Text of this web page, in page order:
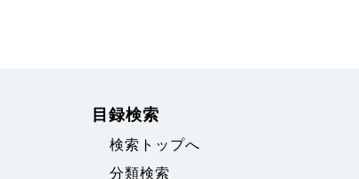
目録検索
検索トップへ
分類検索